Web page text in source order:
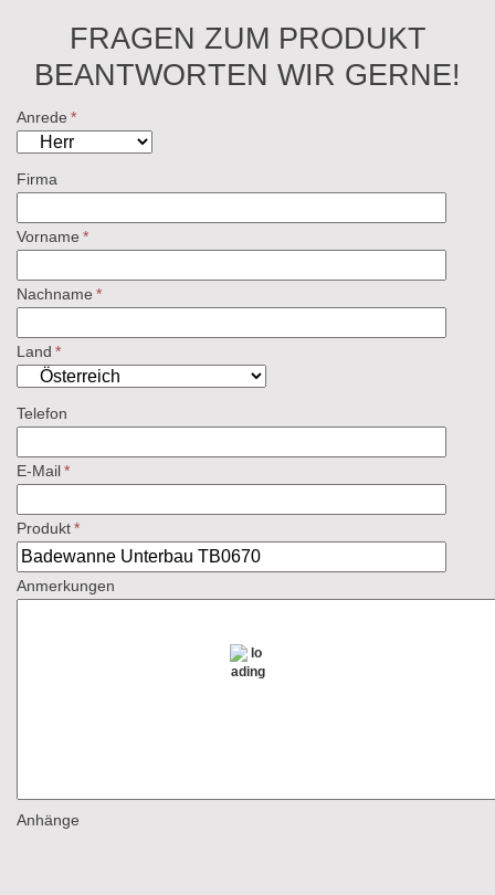
FRAGEN ZUM PRODUKT
BEANTWORTEN WIR GERNE!
Anrede *
Firma
Vorname *
Nachname *
Land *
Telefon
E-Mail*
Produkt*
Anmerkungen
Anhänge